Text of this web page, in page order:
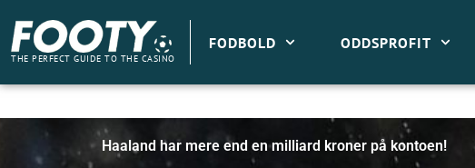
indholdet
THE PERFECT GUIDE TO THE CASINO
FODBOLD ODDSPROFIT
Haaland har mere end en milliard kroner på kontoen!